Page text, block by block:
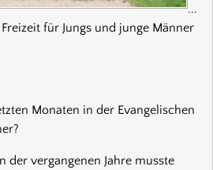
...
für Jungs und junge Männer
Monaten in der Evangelischen
der vergangenen Jahre musste